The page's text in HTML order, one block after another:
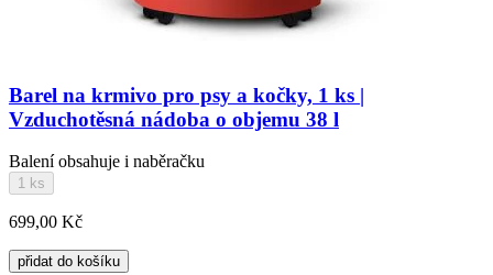
Barel na krmivo pro psy a kočky, 1 ks |
Vzduchotěsná nádoba o objemu 38 l
Balení obsahuje i naběračku
1 ks
699,00 Kč
přidat do košíku